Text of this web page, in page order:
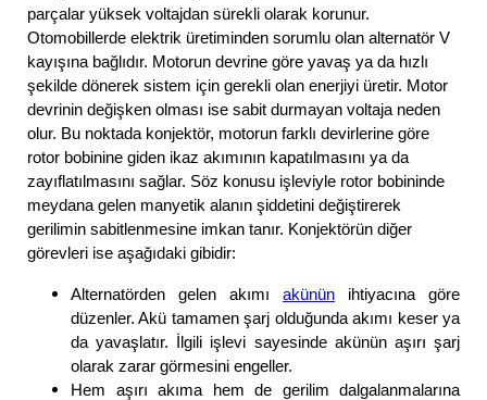
parçalar yüksek voltajdan sürekli olarak korunur.
Otomobillerde elektrik üretiminden sorumlu olan alternatör V
kayışına bağlıdır. Motorun devrine göre yavaş ya da hızlı
şekilde dönerek sistem için gerekli olan enerjiyi üretir. Motor
devrinin değişken olması ise sabit durmayan voltaja neden
olur. Bu noktada konjektör, motorun farklı devirlerine göre
rotor bobinine giden ikaz akımının kapatılmasını ya da
zayıflatılmasını sağlar. Söz konusu işleviyle rotor bobininde
meydana gelen manyetik alanın şiddetini değiştirerek
gerilimin sabitlenmesine imkan tanır. Konjektörün diğer
görevleri ise aşağıdaki gibidir:
Alternatörden gelen akımı akünün ihtiyacına göre
düzenler. Akü tamamen şarj olduğunda akımı keser ya
da yavaşlatır. İlgili işlevi sayesinde akünün aşırı şarj
olarak zarar görmesini engeller.
Hem aşırı akıma hem de gerilim dalgalanmalarına